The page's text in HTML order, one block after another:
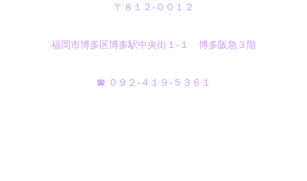
〒８１２-００１２
福岡市博多区博多駅中央街１‐１ 博多阪急３階
☎ ０９２‐４１９‐５３６１